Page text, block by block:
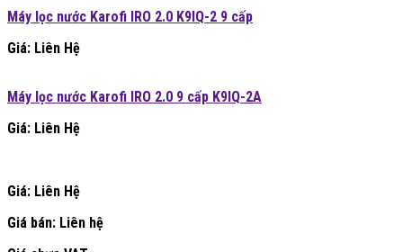
Máy lọc nước Karofi IRO 2.0 K9IQ-2 9 cấp
Giá: Liên Hệ
Máy lọc nước Karofi IRO 2.0 9 cấp K9IQ-2A
Giá: Liên Hệ
Giá: Liên Hệ
Giá bán: Liên hệ